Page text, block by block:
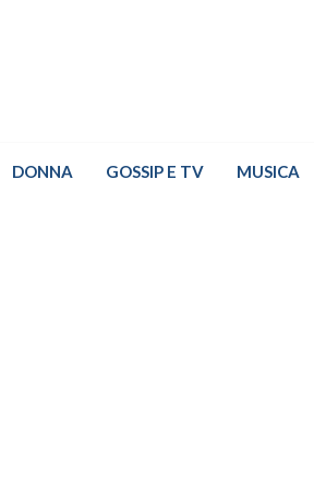
DONNA GOSSIP E TV MUSICA